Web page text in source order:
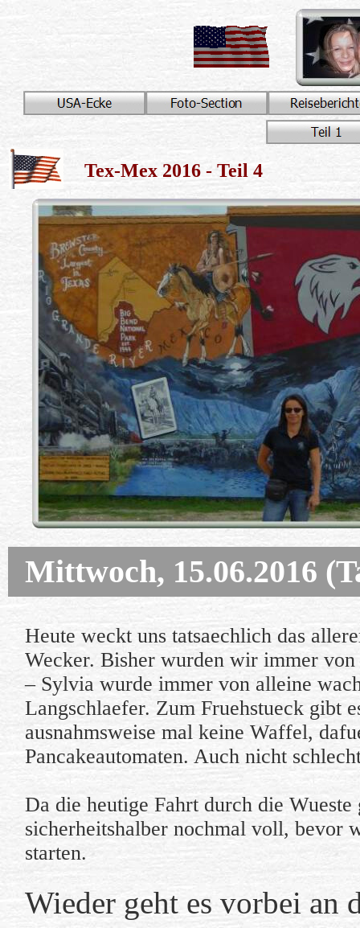
Tex-Mex 2016 -
Mittwoch, 15.06.2016
Heute weckt uns tatsaechlich das
Wecker. Bisher wurden wir immer
– Sylvia wurde immer von alleine
Langschlaefer. Zum Fruehstueck gibt
ausnahmsweise mal keine Waffel,
Pancakeautomaten. Auch nicht
Da die heutige Fahrt durch die
sicherheitshalber nochmal voll, bevor
starten.
Wieder geht es vorbei an